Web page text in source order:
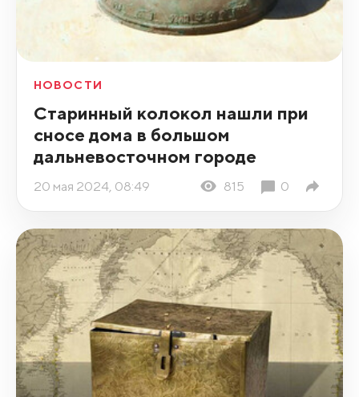
НОВОСТИ
Старинный колокол нашли при
сносе дома в большом
дальневосточном городе
20 мая 2024, 08:49 815 0